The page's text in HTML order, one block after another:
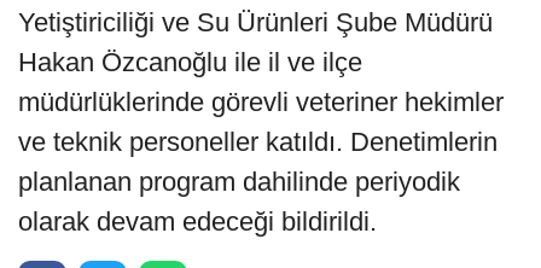
Yetiştiriciliği ve Su Ürünleri Şube Müdürü
Hakan Özcanoğlu ile il ve ilçe
müdürlüklerinde görevli veteriner hekimler
ve teknik personeller katıldı. Denetimlerin
planlanan program dahilinde periyodik
olarak devam edeceği bildirildi.